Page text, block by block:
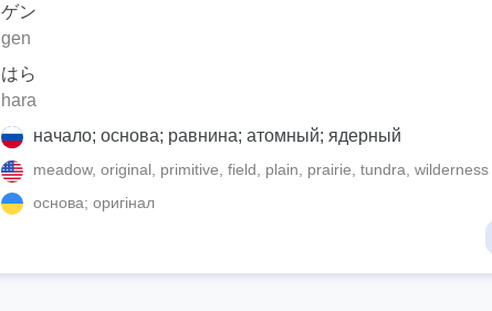
ゲン
gen
はら
hara
начало; основа; равнина; атомный; ядерный
meadow, original, primitive, field, plain, prairie, tundra, wilderness
основа; оригінал